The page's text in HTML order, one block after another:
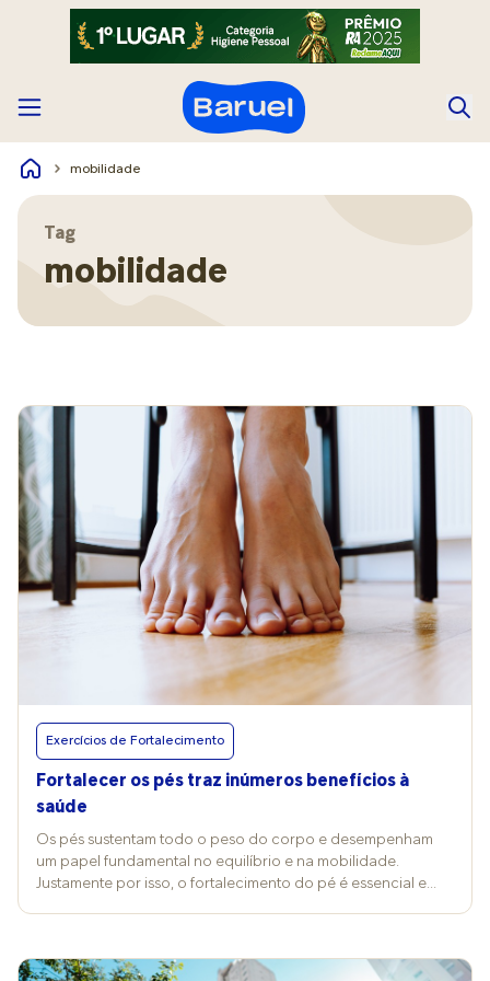
mobilidade
Tag
mobilidade
Exercícios de Fortalecimento
Fortalecer os pés traz inúmeros benefícios à
saúde
Os pés sustentam todo o peso do corpo e desempenham
um papel fundamental no equilíbrio e na mobilidade.
Justamente por isso, o fortalecimento do pé é essencial e
posturais e aumentar o desempenho em atividades físicas,